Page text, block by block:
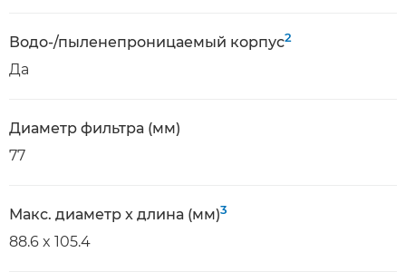
Водо-/пыленепроницаемый корпус2
Да
Диаметр фильтра (мм)
77
Макс. диаметр x длина (мм)3
88.6 x 105.4